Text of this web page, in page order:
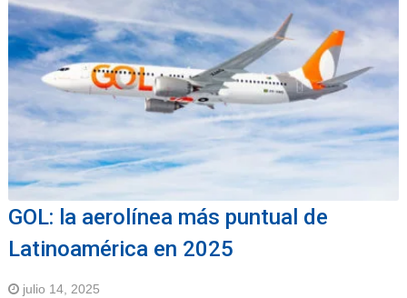
GOL: la aerolínea más puntual de
Latinoamérica en 2025
julio 14, 2025